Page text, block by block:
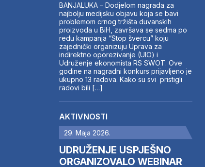
BANJALUKA – Dodjelom nagrada za
najbolju medijsku objavu koja se bavi
problemom crnog tržišta duvanskih
proizvoda u BiH, završava se sedma po
redu kampanja “Stop švercu” koju
zajednički organizuju Uprava za
indirektno oporezivanje (UIO) i
Udruženje ekonomista RS SWOT. Ove
godine na nagradni konkurs prijavljeno je
ukupno 13 radova. Kako su svi pristigli
radovi bili […]
AKTIVNOSTI
29. Maja 2026.
UDRUŽENJE USPJEŠNO
ORGANIZOVALO WEBINAR